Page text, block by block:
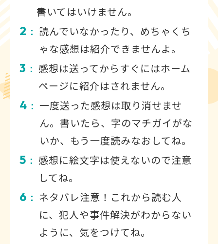
書いてはいけません。
2 ： 読んでいなかったり、めちゃくち
ゃな感想は紹介できませんよ。
3 ： 感想は送ってからすぐにはホーム
ページに紹介はされません。
4 ： 一度送った感想は取り消せませ
ん。書いたら、字のマチガイがな
いか、もう一度読みなおしてね。
5 ： 感想に絵文字は使えないので注意
してね。
6 ： ネタバレ注意！これから読む人
に、犯人や事件解決がわからない
ように、気をつけてね。